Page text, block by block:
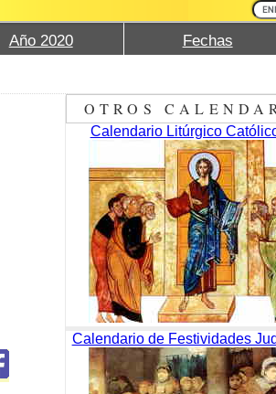
Año 2020 Fechas
OTROS
Calendario Litúrgico
Calendario de Festividades